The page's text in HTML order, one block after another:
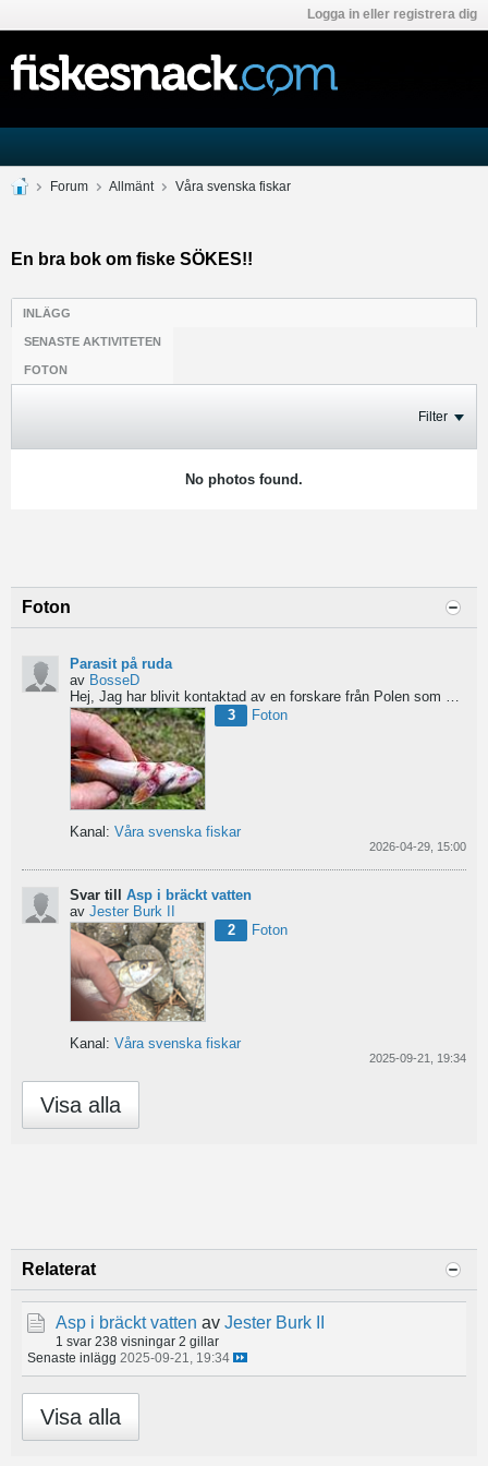
Logga in eller registrera dig
Forum Allmänt Våra svenska fiskar
En bra bok om fiske SÖKES!!
INLÄGG
SENASTE AKTIVITETEN
FOTON
Filter
No photos found.
Foton
Parasit på ruda
av BosseD
Hej, Jag har blivit kontaktad av en forskare från Polen som är på jakt efter material av...
3
Foton
Kanal: Våra svenska fiskar
2026-04-29, 15:00
Svar till Asp i bräckt vatten
av Jester Burk II
2
Foton
Kanal: Våra svenska fiskar
2025-09-21, 19:34
Visa alla
Relaterat
Asp i bräckt vatten av Jester Burk II
1 svar 238 visningar 2 gillar
Senaste inlägg 2025-09-21, 19:34
Visa alla